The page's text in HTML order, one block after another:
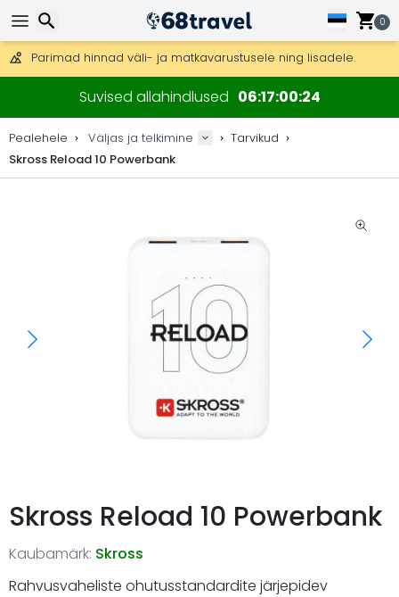
0
Saab saata ka DHL Expressi kaudu (kohaletoimetamine 24 tunni
30 päeva tagastamiseks, 90 päeva puidust kaartide ja
Parimad hinnad väli- ja matkavarustusele ning lisadele.
Suvised allahindlused 06170024
Pealehele Väljas ja telkimine
Tarvikud
Skross Reload 10 Powerbank
Skross Reload 10 Powerbank
Kaubamärk: Skross
Rahvusvaheliste ohutusstandardite järjepidev